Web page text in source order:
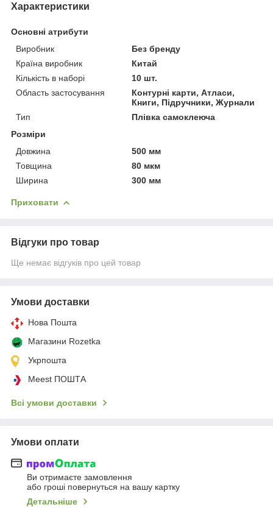
Характеристики
Основні атрибути
Виробник
Без бренду
Країна виробник
Китай
Кількість в наборі
10 шт.
Область застосування
Контурні карти, Атласи,
Книги, Підручники, Журнали
Тип
Плівка самоклеюча
Розміри
Довжина
500 мм
Товщина
80 мкм
Ширина
300 мм
Приховати
Відгуки про товар
Ще немає відгуків про цей товар
Умови доставки
Нова Пошта
Магазини Rozetka
Укрпошта
Meest ПОШТА
Всі умови доставки
Умови оплати
Ви отримаєте замовлення
або гроші повернуться на вашу картку
Детальніше